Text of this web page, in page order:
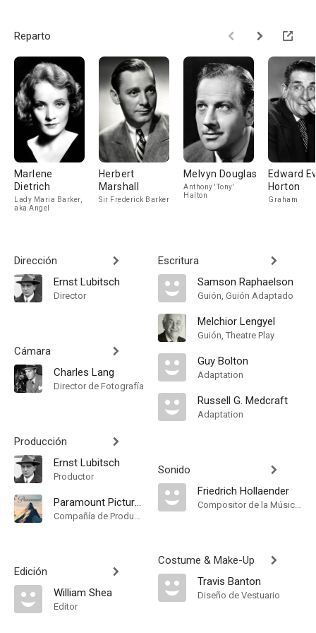
Reparto
Marlene
Dietrich
Lady Maria Barker,
aka Angel
Herbert
Marshall
Sir Frederick Barker
Melvyn Douglas
Anthony 'Tony'
Halton
Edward
Horton
Graham
Dirección
Ernst Lubitsch
Director
Cámara
Charles Lang
Director de Fotografía
Producción
Ernst Lubitsch
Productor
Paramount Pictures
Compañía de Produccion
Edición
William Shea
Editor
Escritura
Samson Raphaelson
Guión, Guión Adaptado
Melchior Lengyel
Guión, Theatre Play
Guy Bolton
Adaptation
Russell G. Medcraft
Adaptation
Sonido
Friedrich Hollaender
Compositor de la Música Original, Música
Costume & Make-Up
Travis Banton
Diseño de Vestuario